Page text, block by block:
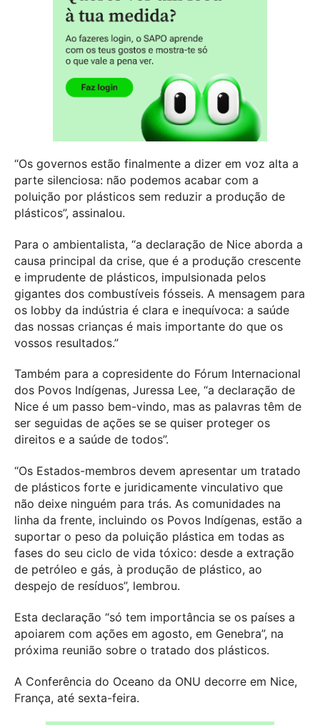
“Os governos estão finalmente a dizer em voz alta a
parte silenciosa: não podemos acabar com a
poluição por plásticos sem reduzir a produção de
plásticos”, assinalou.
Para o ambientalista, “a declaração de Nice aborda a
causa principal da crise, que é a produção crescente
e imprudente de plásticos, impulsionada pelos
gigantes dos combustíveis fósseis. A mensagem para
os lobby da indústria é clara e inequívoca: a saúde
das nossas crianças é mais importante do que os
vossos resultados.”
Também para a copresidente do Fórum Internacional
dos Povos Indígenas, Juressa Lee, “a declaração de
Nice é um passo bem-vindo, mas as palavras têm de
ser seguidas de ações se se quiser proteger os
direitos e a saúde de todos”.
“Os Estados-membros devem apresentar um tratado
de plásticos forte e juridicamente vinculativo que
não deixe ninguém para trás. As comunidades na
linha da frente, incluindo os Povos Indígenas, estão a
suportar o peso da poluição plástica em todas as
fases do seu ciclo de vida tóxico: desde a extração
de petróleo e gás, à produção de plástico, ao
despejo de resíduos”, lembrou.
Esta declaração “só tem importância se os países a
apoiarem com ações em agosto, em Genebra”, na
próxima reunião sobre o tratado dos plásticos.
A Conferência do Oceano da ONU decorre em Nice,
França, até sexta-feira.